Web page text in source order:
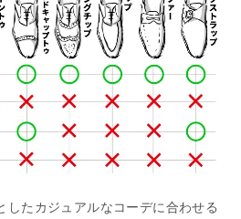
したカジュアルなコーデに合わせる